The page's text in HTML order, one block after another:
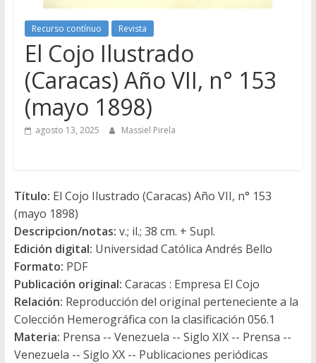
Recurso contínuo Revista
El Cojo Ilustrado
(Caracas) Año VII, n° 153
(mayo 1898)
agosto 13, 2025 Massiel Pirela
Título: El Cojo Ilustrado (Caracas) Año VII, n° 153
(mayo 1898)
Descripcion/notas: v.; il.; 38 cm. + Supl.
Edición digital: Universidad Católica Andrés Bello
Formato: PDF
Publicación original: Caracas : Empresa El Cojo
Relación: Reproducción del original perteneciente a la
Colección Hemerográfica con la clasificación 056.1
Materia: Prensa -- Venezuela -- Siglo XIX -- Prensa --
Venezuela -- Siglo XX -- Publicaciones periódicas